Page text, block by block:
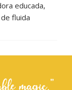
educada,
fluida